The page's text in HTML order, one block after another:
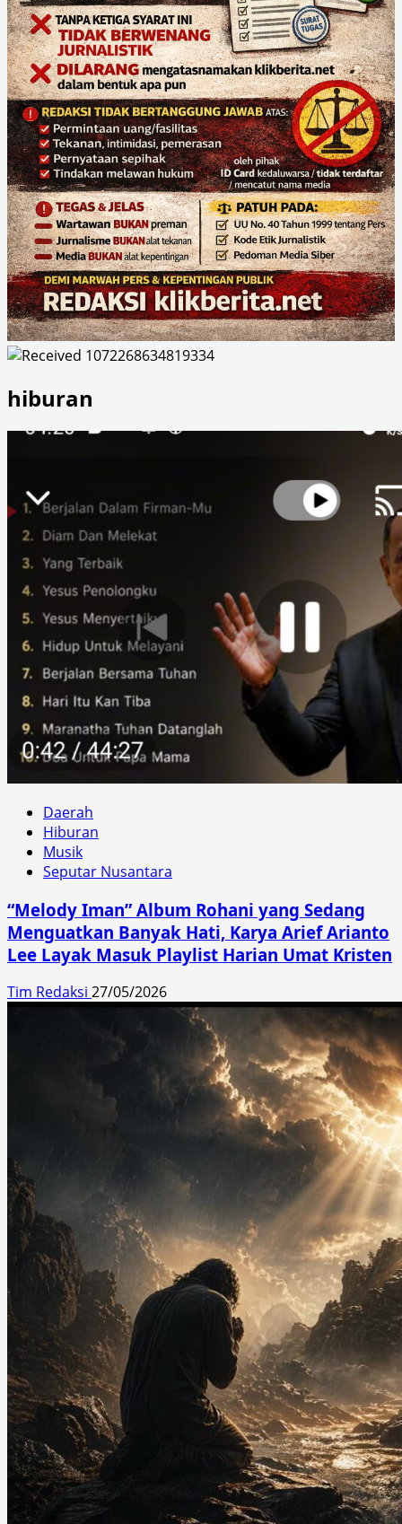
hiburan
Daerah
Hiburan
Musik
Seputar Nusantara
“Melody Iman” Album Rohani yang Sedang
Menguatkan Banyak Hati, Karya Arief Arianto
Lee Layak Masuk Playlist Harian Umat Kristen
Tim Redaksi 27/05/2026